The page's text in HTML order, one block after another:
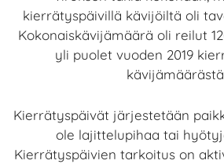
kierrätyspäivillä kävijöiltä oli
Kokonaiskävijämäärä oli reilut
yli puolet vuoden 2019
Kierrätyspäivät järjestetään
ole lajittelupihaa tai
Kierrätyspäivien tarkoitus on